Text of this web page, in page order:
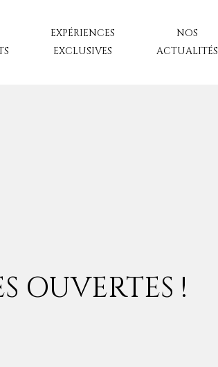
EXPÉRIENCES
EXCLUSIVES
NOS
ACTUALITÉS
OUVERTES !